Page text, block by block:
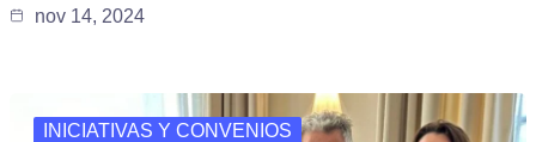
nov 14, 2024
INICIATIVAS Y CONVENIOS